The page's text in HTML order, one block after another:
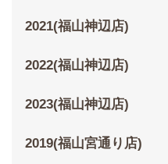
2021(福山神辺店)
2022(福山神辺店)
2023(福山神辺店)
2019(福山宮通り店)